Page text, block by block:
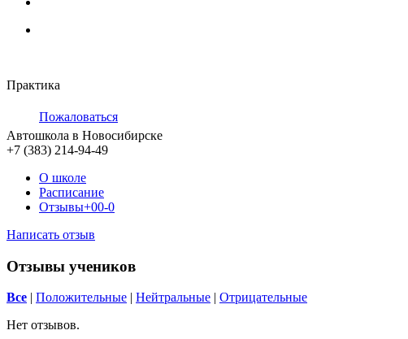
Практика
Пожаловаться
Автошкола в Новосибирске
+7 (383) 214-94-49
О школе
Расписание
Отзывы+00-0
Написать отзыв
Отзывы учеников
Все | Положительные | Нейтральные | Отрицательные
Нет отзывов.